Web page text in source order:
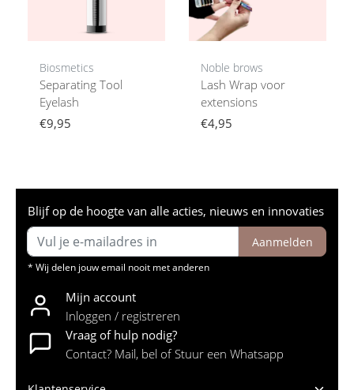
Biosmetics
Separating Tool
Eyelash
€9,95
Noble brows
Lash Wrap voor
extensions
€4,95
Blijf op de hoogte van alle acties, nieuws en innovaties
Aanmelden
* Wij delen jouw email nooit met anderen
Mijn account
Inloggen / registreren
Vraag of hulp nodig?
Contact? Mail, bel of Stuur een Whatsapp